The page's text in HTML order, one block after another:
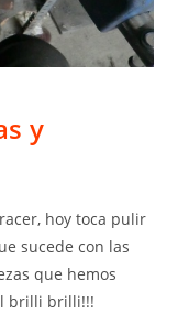
y
hoy toca pulir
sucede con las
que hemos
brilli brilli!!!